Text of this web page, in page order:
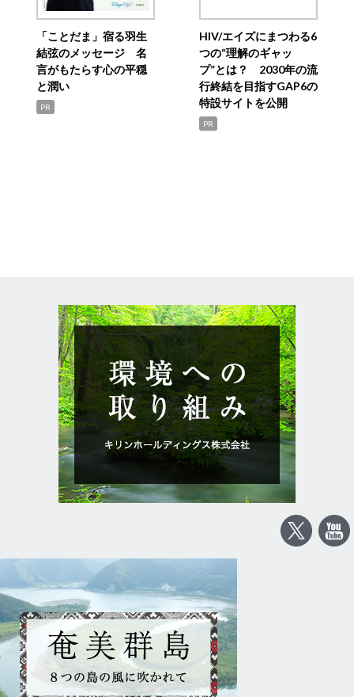
「ことだま」宿る羽生
結弦のメッセージ 名
言がもたらす心の平穏
と潤い
PR
HIV/エイズにまつわる6
つの“理解のギャッ
プ”とは？ 2030年の流
行終結を目指すGAP6の
特設サイトを公開
PR